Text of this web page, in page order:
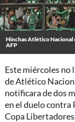
Hinchas Atlético
AFP
Este miércoles no
de Atlético
notificara de dos
en el duelo contra
Copa